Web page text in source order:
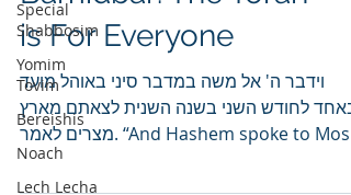
Special
Shabbosim
Yomim
Tovim
Bereishis
Noach
Lech Lecha
is For Everyone
וידבר ה' אל משה במדבר סיני באוהל מועד
באחד לחודש השני בשנה השנית לצאתם מארץ
מצרים לאמר. “And Hashem spoke to Moshe
in the Sinai Desert,...